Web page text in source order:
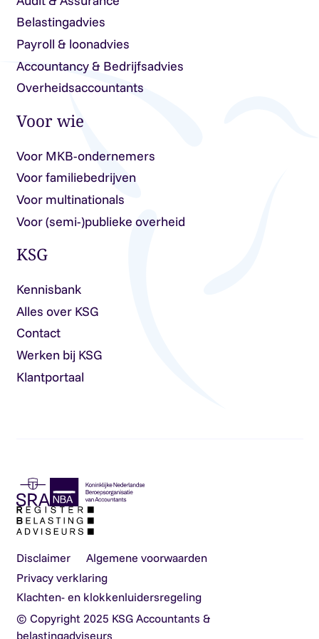
Belastingadvies
Payroll & loonadvies
Accountancy & Bedrijfsadvies
Overheidsaccountants
Voor wie
Voor MKB-ondernemers
Voor familiebedrijven
Voor multinationals
Voor (semi-)publieke overheid
KSG
Kennisbank
Alles over KSG
Contact
Werken bij KSG
Klantportaal
Disclaimer
Algemene voorwaarden
Privacy verklaring
Klachten- en klokkenluidersregeling
© Copyright 2025 KSG Accountants &
belastingadviseurs